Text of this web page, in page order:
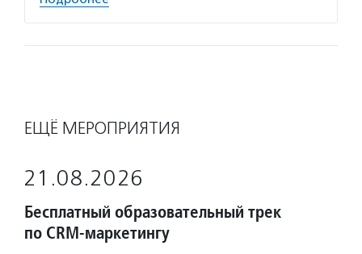
ЕЩЁ МЕРОПРИЯТИЯ
21.08.2026
Бесплатный образовательный трек
по CRM-маркетингу